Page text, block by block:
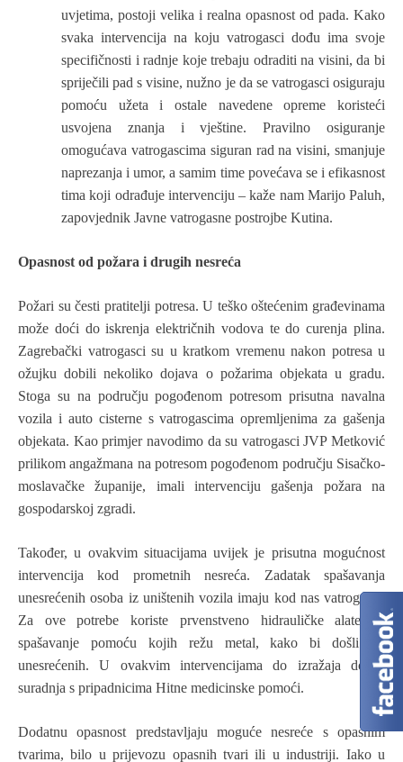
uvjetima, postoji velika i realna opasnost od pada. Kako
svaka intervencija na koju vatrogasci dođu ima svoje
specifičnosti i radnje koje trebaju odraditi na visini, da bi
spriječili pad s visine, nužno je da se vatrogasci osiguraju
pomoću užeta i ostale navedene opreme koristeći
usvojena znanja i vještine. Pravilno osiguranje
omogućava vatrogascima siguran rad na visini, smanjuje
naprezanja i umor, a samim time povećava se i efikasnost
tima koji odrađuje intervenciju – kaže nam Marijo Paluh,
zapovjednik Javne vatrogasne postrojbe Kutina.
Opasnost od požara i drugih nesreća
Požari su česti pratitelji potresa. U teško oštećenim građevinama
može doći do iskrenja električnih vodova te do curenja plina.
Zagrebački vatrogasci su u kratkom vremenu nakon potresa u
ožujku dobili nekoliko dojava o požarima objekata u gradu.
Stoga su na području pogođenom potresom prisutna navalna
vozila i auto cisterne s vatrogascima opremljenima za gašenja
objekata. Kao primjer navodimo da su vatrogasci JVP Metković
prilikom angažmana na potresom pogođenom području Sisačko-
moslavačke županije, imali intervenciju gašenja požara na
gospodarskoj zgradi.
Također, u ovakvim situacijama uvijek je prisutna mogućnost
intervencija kod prometnih nesreća. Zadatak spašavanja
unesrećenih osoba iz uništenih vozila imaju kod nas vatrogasci.
Za ove potrebe koriste prvenstveno hidrauličke alate za
spašavanje pomoću kojih režu metal, kako bi došli do
unesrećenih. U ovakvim intervencijama do izražaja dolazi
suradnja s pripadnicima Hitne medicinske pomoći.
Dodatnu opasnost predstavljaju moguće nesreće s opasnim
tvarima, bilo u prijevozu opasnih tvari ili u industriji. Iako u